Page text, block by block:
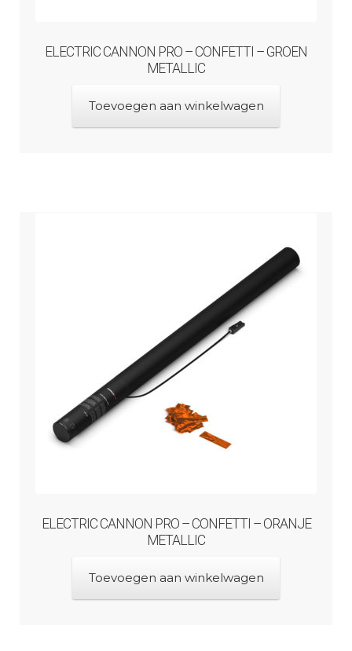
ELECTRIC CANNON PRO – CONFETTI – GROEN
METALLIC
Toevoegen aan winkelwagen
ELECTRIC CANNON PRO – CONFETTI – ORANJE
METALLIC
Toevoegen aan winkelwagen